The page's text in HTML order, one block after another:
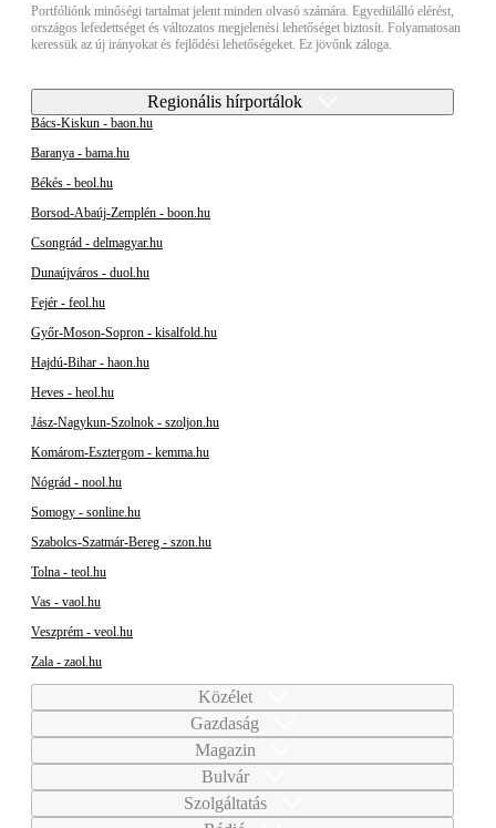
Portfóliónk minőségi tartalmat jelent minden olvasó számára. Egyedülálló elérést,
országos lefedettséget és változatos megjelenési lehetőséget biztosít. Folyamatosan
keressük az új irányokat és fejlődési lehetőségeket. Ez jövőnk záloga.
Regionális hírportálok
Bács-Kiskun - baon.hu
Baranya - bama.hu
Békés - beol.hu
Borsod-Abaúj-Zemplén - boon.hu
Csongrád - delmagyar.hu
Dunaújváros - duol.hu
Fejér - feol.hu
Győr-Moson-Sopron - kisalfold.hu
Hajdú-Bihar - haon.hu
Heves - heol.hu
Jász-Nagykun-Szolnok - szoljon.hu
Komárom-Esztergom - kemma.hu
Nógrád - nool.hu
Somogy - sonline.hu
Szabolcs-Szatmár-Bereg - szon.hu
Tolna - teol.hu
Vas - vaol.hu
Veszprém - veol.hu
Zala - zaol.hu
Közélet
Gazdaság
Magazin
Bulvár
Szolgáltatás